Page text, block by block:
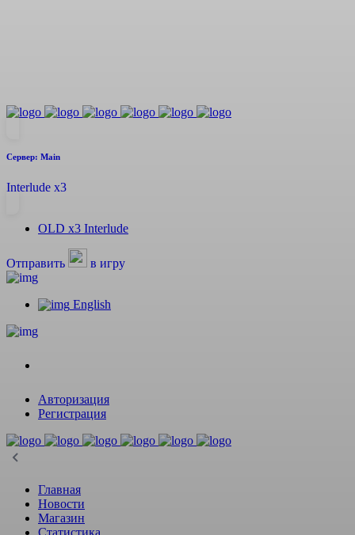
Сервер: Main
Interlude x3
OLD x3 Interlude
Отправить в игру
English
Авторизация
Регистрация
Главная
Новости
Магазин